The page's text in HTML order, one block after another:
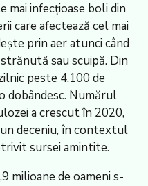
mai infecțioase boli din
care afectează cel mai
prin aer atunci când
sau scuipă. Din
peste 4.100 de
dobândesc. Numărul
a crescut în 2020,
deceniu, în contextul
sursei amintite.
milioane de oameni s-